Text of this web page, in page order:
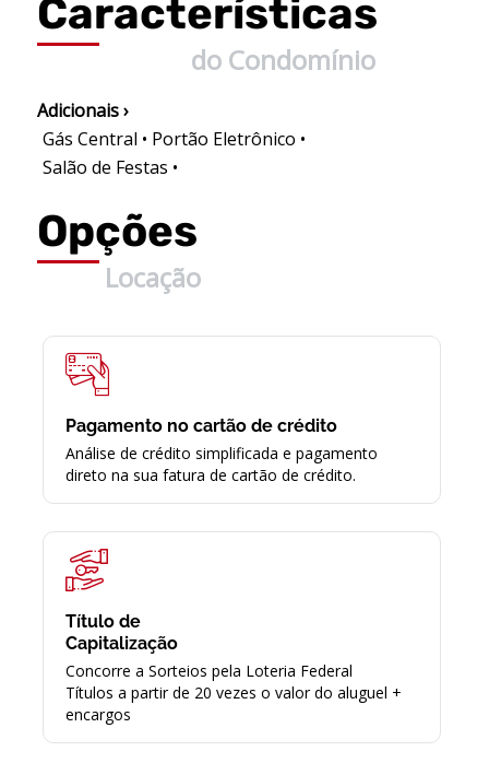
Características
do Condomínio
Adicionais ›
Gás Central • Portão Eletrônico •
Salão de Festas •
Opções
Locação
Pagamento no cartão de crédito
Análise de crédito simplificada e pagamento
direto na sua fatura de cartão de crédito.
Título de
Capitalização
Concorre a Sorteios pela Loteria Federal
Títulos a partir de 20 vezes o valor do aluguel +
encargos